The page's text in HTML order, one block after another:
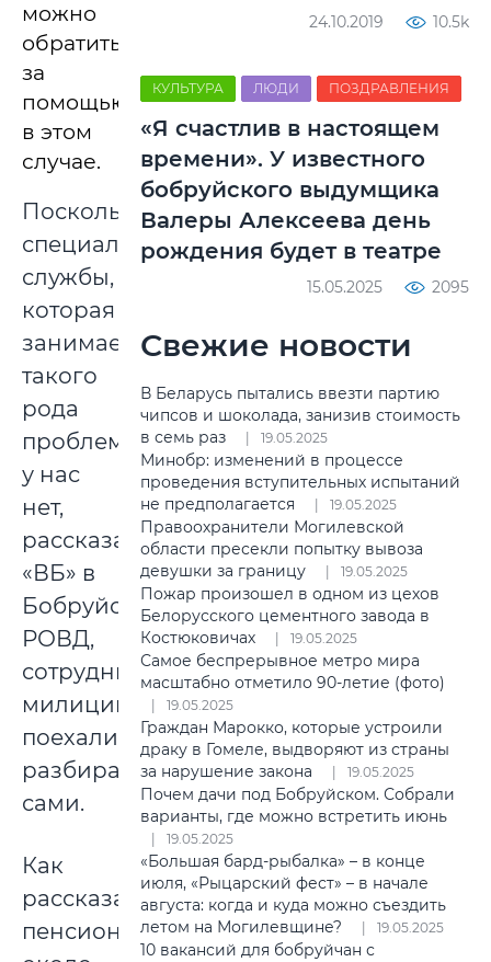
можно
обратиться
за
помощью
в этом
случае.
Поскольку
специальной
службы,
которая
занимается
такого
рода
проблемами,
у нас
нет,
рассказали
«ВБ» в
Бобруйском
РОВД,
сотрудники
милиции
поехали
разбираться
сами.
Как
рассказала
пенсионерка,
24.10.2019 10.5k
КУЛЬТУРА ЛЮДИ ПОЗДРАВЛЕНИЯ
«Я счастлив в настоящем
времени». У известного
бобруйского выдумщика
Валеры Алексеева день
рождения будет в театре
15.05.2025 2095
Свежие новости
В Беларусь пытались ввезти партию
чипсов и шоколада, занизив стоимость
в семь раз
19.05.2025
Минобр: изменений в процессе
проведения вступительных испытаний
не предполагается
19.05.2025
Правоохранители Могилевской
области пресекли попытку вывоза
девушки за границу
19.05.2025
Пожар произошел в одном из цехов
Белорусского цементного завода в
Костюковичах
19.05.2025
Самое беспрерывное метро мира
масштабно отметило 90-летие (фото)
19.05.2025
Граждан Марокко, которые устроили
драку в Гомеле, выдворяют из страны
за нарушение закона
19.05.2025
Почем дачи под Бобруйском. Собрали
варианты, где можно встретить июнь
19.05.2025
«Большая бард-рыбалка» – в конце
июля, «Рыцарский фест» – в начале
августа: когда и куда можно съездить
летом на Могилевщине?
19.05.2025
10 вакансий для бобруйчан с